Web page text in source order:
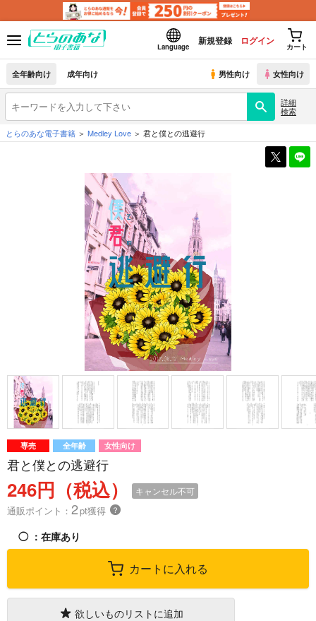
Language
新規登録 ログイン
カート
全年齢向け 成年向け 男性向け 女性向け
詳細
検索
とらのあな電子書籍
Medley Love 君と僕との逃避行
専売 全年齢 女性向け
君と僕との逃避行
246円（税込） キャンセル不可
通販ポイント： 2pt獲得 ？
◯ ：在庫あり
カートに入れる
欲しいものリストに追加